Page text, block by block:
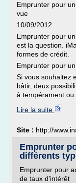
Emprunter pour
vue
10/09/2012
Emprunter pour
est la question.
formes de crédit.
Emprunter pour
Si vous souhaitez
bâtir, deux
à tempérament ou...
Lire la suite
Site : http://
Emprunter
différents
Emprunter pour
de taux d'intérêt